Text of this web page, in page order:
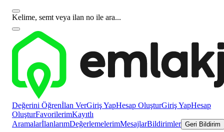
Kelime, semt veya ilan no ile ara...
Değerini Öğrenİlan VerGiriş YapHesap OluşturGiriş YapHesap
OluşturFavorilerimKayıtlı
AramalarİlanlarımDeğerlemelerimMesajlarBildirimler Geri Bildirim